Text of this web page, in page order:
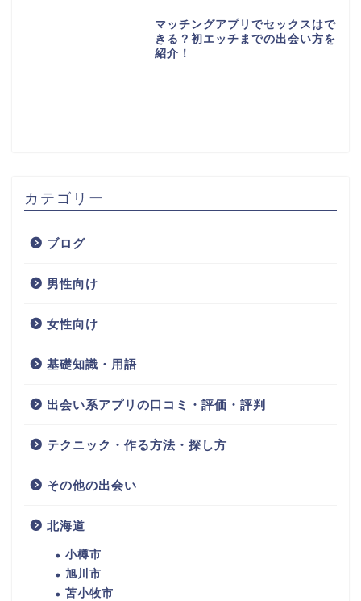
マッチングアプリでセックスはで
きる？初エッチまでの出会い方を
紹介！
カテゴリー
ブログ
男性向け
女性向け
基礎知識・用語
出会い系アプリの口コミ・評価・評判
テクニック・作る方法・探し方
その他の出会い
北海道
小樽市
旭川市
苫小牧市